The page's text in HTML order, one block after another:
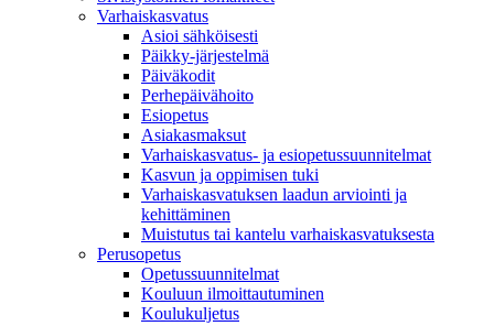
Varhaiskasvatus
Asioi sähköisesti
Päikky-järjestelmä
Päiväkodit
Perhepäivähoito
Esiopetus
Asiakasmaksut
Varhaiskasvatus- ja esiopetussuunnitelmat
Kasvun ja oppimisen tuki
Varhaiskasvatuksen laadun arviointi ja
kehittäminen
Muistutus tai kantelu varhaiskasvatuksesta
Perusopetus
Opetussuunnitelmat
Kouluun ilmoittautuminen
Koulukuljetus